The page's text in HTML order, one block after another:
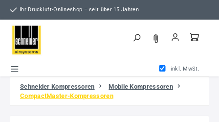
Zum Hauptinhalt springen
Ihr Druckluft-Onlineshop – seit über 15 Jahren
inkl. MwSt.
Schneider Kompressoren
Mobile Kompressoren
CompactMaster-Kompressoren